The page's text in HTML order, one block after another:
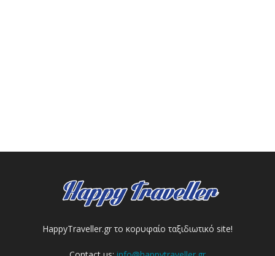
HappyTraveller.gr το κορυφαίο ταξιδιωτικό site!